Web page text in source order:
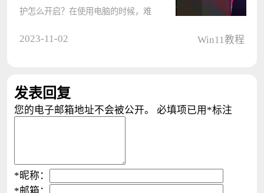
护怎么开启？在使用电脑的时候，难
核模????
2023-11-02 Win11教程
发表回复
您的电子邮箱地址不会被公开。 必填项已用 *标注
*昵称：
*邮箱：